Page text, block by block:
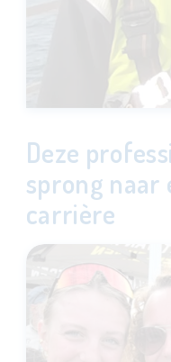
Deze
sprong naar
carrière